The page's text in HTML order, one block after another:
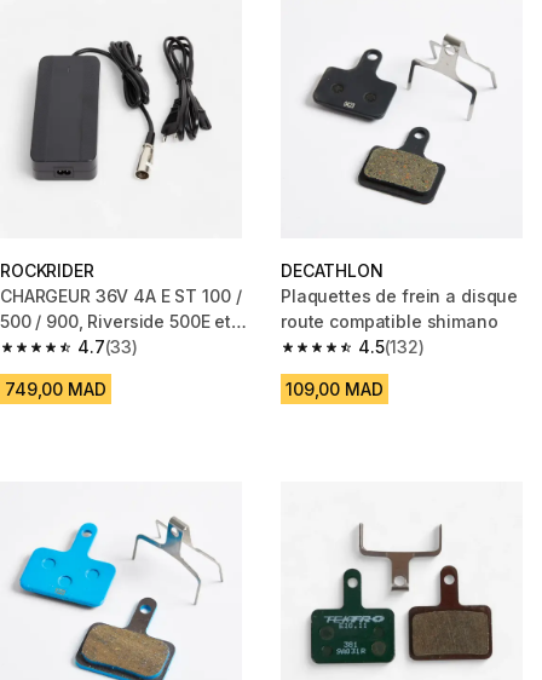
ROCKRIDER
CHARGEUR 36V 4A E ST 100 /
500 / 900, Riverside 500E et
Elops 900 / 920
4.7
4.7 out of 5 stars from 33 reviews
(33)
749,00 MAD
DECATHLON
Plaquettes de frein a disque
route compatible shimano
4.5
4.5 out of 5 stars from 132
(132)
109,00 MAD